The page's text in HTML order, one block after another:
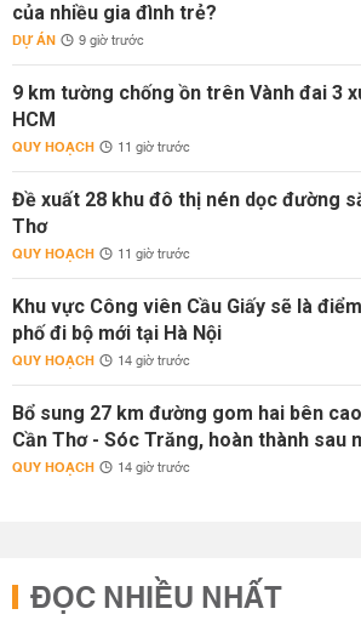
của nhiều gia đình trẻ?
DỰ ÁN 9 giờ trước
9 km tường chống ồn trên Vành đai 3
HCM
QUY HOẠCH 11 giờ trước
Đề xuất 28 khu đô thị nén dọc đường
Thơ
QUY HOẠCH 11 giờ trước
Khu vực Công viên Cầu Giấy sẽ là
phố đi bộ mới tại Hà Nội
QUY HOẠCH 14 giờ trước
Bổ sung 27 km đường gom hai bên
Cần Thơ - Sóc Trăng, hoàn thành sau
QUY HOẠCH 14 giờ trước
ĐỌC NHIỀU NHẤT